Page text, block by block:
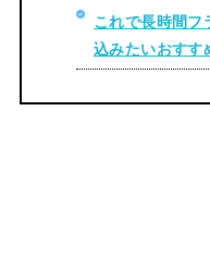
これで長時間フ
込みたいおすす